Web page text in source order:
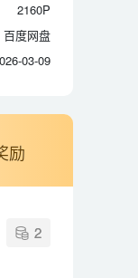
百度网盘
2026-03-09
2160P
百度网盘
03-09
励
2